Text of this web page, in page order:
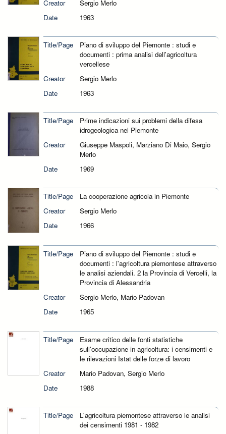
Creator
Sergio Merlo
Date
1963
Title/Page
Piano di sviluppo del Piemonte : studi e
documenti : prima analisi dell'agricoltura
vercellese
Creator
Sergio Merlo
Date
1963
Title/Page
Prime indicazioni sui problemi della difesa
idrogeologica nel Piemonte
Creator
Giuseppe Maspoli, Marziano Di Maio, Sergio
Merlo
Date
1969
Title/Page
La cooperazione agricola in Piemonte
Creator
Sergio Merlo
Date
1966
Title/Page
Piano di sviluppo del Piemonte : studi e
documenti : l'agricoltura piemontese attraverso
le analisi aziendali. 2 la Provincia di Vercelli, la
Provincia di Alessandria
Creator
Sergio Merlo, Mario Padovan
Date
1965
Title/Page
Esame critico delle fonti statistiche
sull'occupazione in agricoltura: i censimenti e
le rilevazioni Istat delle forze di lavoro
Creator
Mario Padovan, Sergio Merlo
Date
1988
Title/Page
L'agricoltura piemontese attraverso le analisi
dei censimenti 1981 - 1982